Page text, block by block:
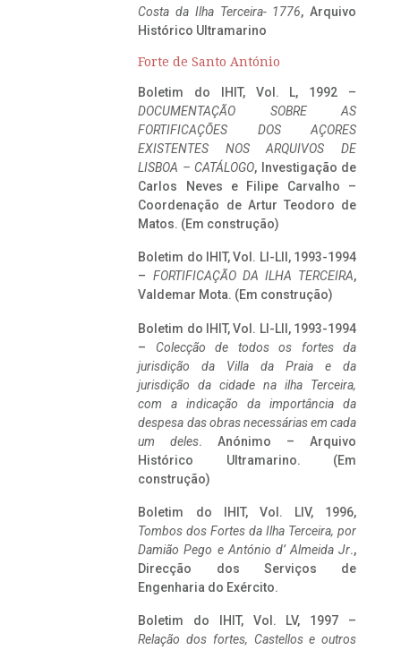
Costa da Ilha Terceira- 1776, Arquivo
Histórico Ultramarino
Forte de Santo António
Boletim do IHIT, Vol. L, 1992 –
DOCUMENTAÇÃO SOBRE AS
FORTIFICAÇÕES DOS AÇORES
EXISTENTES NOS ARQUIVOS DE
LISBOA – CATÁLOGO, Investigação de
Carlos Neves e Filipe Carvalho –
Coordenação de Artur Teodoro de
Matos. (Em construção)
Boletim do IHIT, Vol. LI-LII, 1993-1994
– FORTIFICAÇÃO DA ILHA TERCEIRA,
Valdemar Mota. (Em construção)
Boletim do IHIT, Vol. LI-LII, 1993-1994
– Colecção de todos os fortes da
jurisdição da Villa da Praia e da
jurisdição da cidade na ilha Terceira,
com a indicação da importância da
despesa das obras necessárias em cada
um deles. Anónimo – Arquivo
Histórico Ultramarino. (Em
construção)
Boletim do IHIT, Vol. LIV, 1996,
Tombos dos Fortes da Ilha Terceira, por
Damião Pego e António d’ Almeida Jr.,
Direcção dos Serviços de
Engenharia do Exército.
Boletim do IHIT, Vol. LV, 1997 –
Relação dos fortes, Castellos e outros